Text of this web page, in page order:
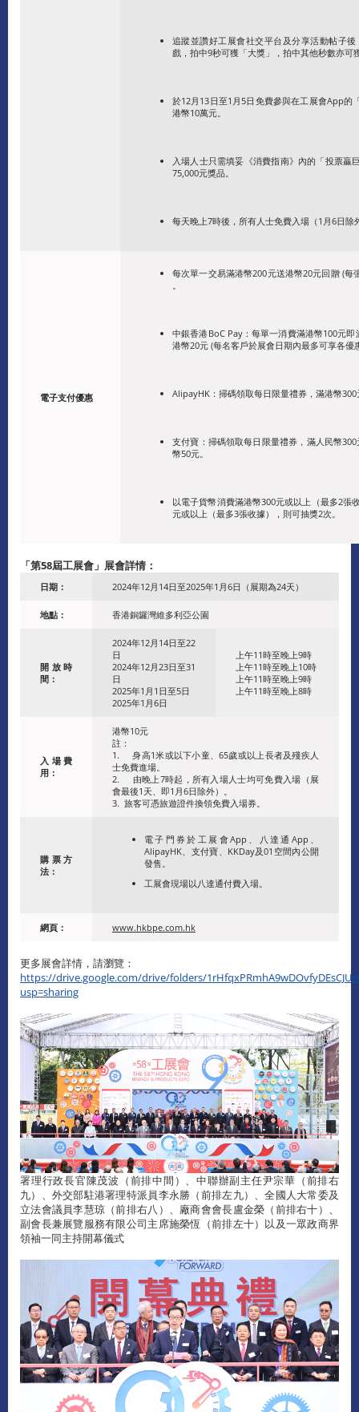
追蹤並讚好工展會社交平台及分享活動帖子
戲，拍中9秒可獲「大獎」，拍中其他秒數亦可
於12月13日至1月5日免費參與在工展會App的
港幣10萬元。
入場人士只需填妥《消費指南》內的「投票贏
75,000元獎品。
每天晚上7時後，所有人士免費入場（1月6日除
電子支付優惠
每次單一交易滿港幣200元送港幣20元回贈 (
中銀香港BoC Pay：每單一消費滿港幣100元
港幣20元 (每名客戶於展會日期內最多可享各優
AlipayHK：掃碼領取每日限量禮券，滿港幣
支付寶：掃碼領取每日限量禮券，滿人民幣
幣50元。
以電子貨幣消費滿港幣300元或以上（最多2張
元或以上（最多3張收據），則可抽獎2次。
「第58屆工展會」展會詳情：
日期： 2024年12月14日至2025年1月6日（展期為24天）
地點： 香港銅鑼灣維多利亞公園
開放時
間：
2024年12月14日至22
日
2024年12月23日至31
日
2025年1月1日至5日
2025年1月6日
上午11時至晚上9時
上午11時至晚上10時
上午11時至晚上9時
上午11時至晚上8時
入場費
用：
港幣10元
註：
1. 身高1米或以下小童、65歲或以上長者及殘疾人
士免費進場。
2. 由晚上7時起，所有入場人士均可免費入場（展
會最後1天、即1月6日除外）。
3. 旅客可憑旅遊證件換領免費入場券。
購票方
法：
電子門券於工展會App、八達通App、
AlipayHK、支付寶、KKDay及01空間內公開
發售。
工展會現場以八達通付費入場。
網頁： www.hkbpe.com.hk
更多展會詳情，請瀏覽：
https://drive.google.com/drive/folders/
usp=sharing
署理行政長官陳茂波（前排中間）、中聯辦副主任尹宗華（前排右
九）、外交部駐港署理特派員李永勝（前排左九）、全國人大常委及
立法會議員李慧琼（前排右八）、廠商會會長盧金榮（前排右十）、
副會長兼展覽服務有限公司主席施榮恆（前排左十）以及一眾政商界
領袖一同主持開幕儀式